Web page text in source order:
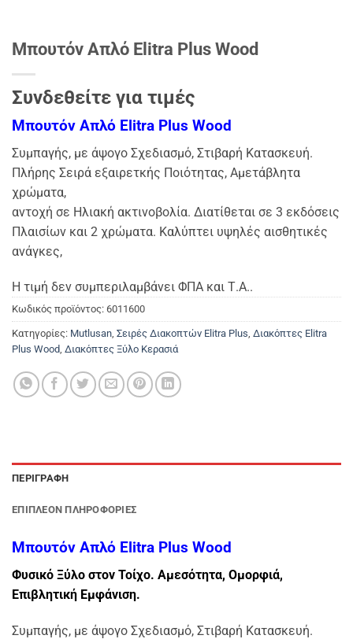
Μπουτόν Απλό Elitra Plus Wood
Συνδεθείτε για τιμές
Μπουτόν Απλό Elitra Plus Wood
Συμπαγής, με άψογο Σχεδιασμό, Στιβαρή Κατασκευή.
Πλήρης Σειρά εξαιρετκής Ποιότητας, Αμετάβλητα
χρώματα,
αντοχή σε Ηλιακή ακτινοβολία. Διατίθεται σε 3 εκδόσεις
Πλαισίων και 2 χρώματα. Καλύπτει υψηλές αισθητικές
ανάγκες,
Η τιμή δεν συμπεριλαμβάνει ΦΠΑ και Τ.Α..
Κωδικός προϊόντος: 6011600
Κατηγορίες: Mutlusan, Σειρές Διακοπτών Elitra Plus, Διακόπτες Elitra
Plus Wood, Διακόπτες Ξύλο Κερασιά
ΠΕΡΙΓΡΑΦΉ
ΕΠΙΠΛΈΟΝ ΠΛΗΡΟΦΟΡΊΕΣ
Μπουτόν Απλό Elitra Plus Wood
Φυσικό Ξύλο στον Τοίχο. Αμεσότητα, Ομορφιά,
Επιβλητική Εμφάνιση.
Συμπαγής, με άψογο Σχεδιασμό, Στιβαρή Κατασκευή.